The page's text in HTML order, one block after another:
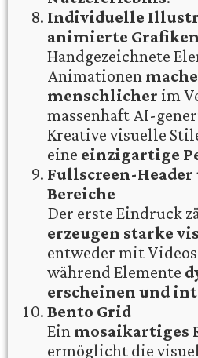
Individuelle
animierte Grafiken
Handgezeichnete
Animationen
menschlicher im
massenhaft AI-
Kreative visuelle
eine einzigartige
Fullscreen-Header
Bereiche
Der erste Eindruck
erzeugen starke
entweder mit
während Elemente
erscheinen und
Bento Grid
Ein mosaikartiges
ermöglicht die